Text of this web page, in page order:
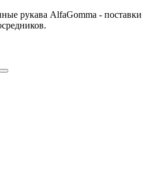
рукава AlfaGomma - поставки